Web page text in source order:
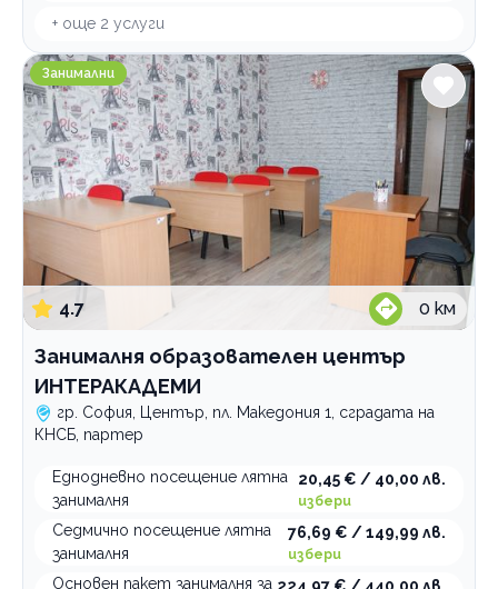
+ още 2 услуги
Занималня образователен център ИНТЕРАКАДЕМИ
Занимални
4.7 0 км
Занималня образователен център
ИНТЕРАКАДЕМИ
гр. София, Център, пл. Македония 1, сградата на
КНСБ, партер
Еднодневно посещение лятна
занималня
20,45 € / 40,00 лв.
избери
Седмично посещение лятна
занималня
76,69 € / 149,99 лв.
избери
Основен пакет занималня за 224,97 € / 440,00 лв.